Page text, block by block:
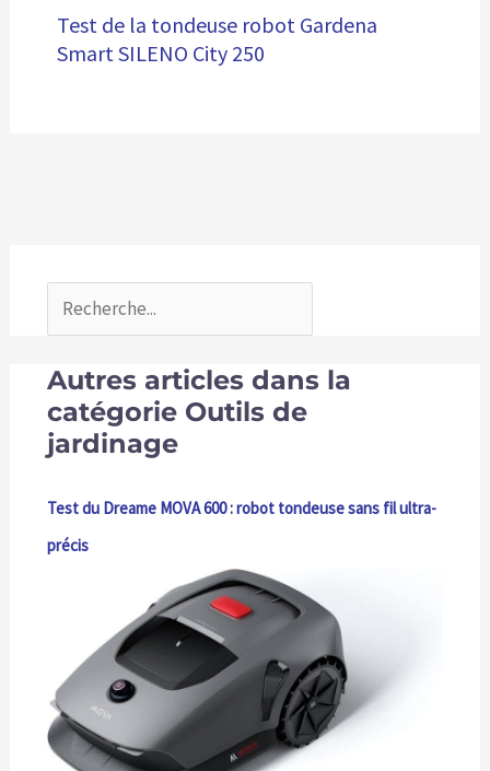
Test de la tondeuse robot Gardena
Smart SILENO City 250
Autres articles dans la
catégorie Outils de
jardinage
Test du Dreame MOVA 600 : robot tondeuse sans fil ultra-
précis